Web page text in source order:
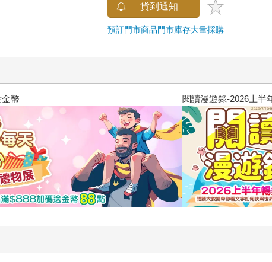
貨到通知
預訂門市商品門市庫存大量採購
閱讀漫遊錄-2026上半年暢銷榜